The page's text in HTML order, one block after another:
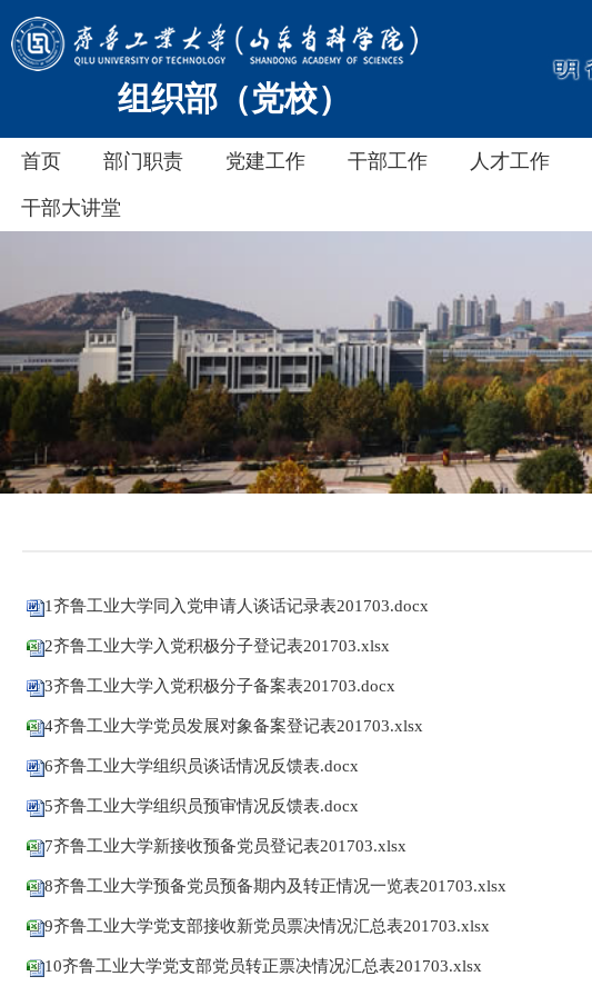
组织部（党校）
首页 部门职责 党建工作 干部工作 人才工作
干部大讲堂
1齐鲁工业大学同入党申请人谈话记录表201703.docx
2齐鲁工业大学入党积极分子登记表201703.xlsx
3齐鲁工业大学入党积极分子备案表201703.docx
4齐鲁工业大学党员发展对象备案登记表201703.xlsx
6齐鲁工业大学组织员谈话情况反馈表.docx
5齐鲁工业大学组织员预审情况反馈表.docx
7齐鲁工业大学新接收预备党员登记表201703.xlsx
8齐鲁工业大学预备党员预备期内及转正情况一览表201703.xlsx
9齐鲁工业大学党支部接收新党员票决情况汇总表201703.xlsx
10齐鲁工业大学党支部党员转正票决情况汇总表201703.xlsx